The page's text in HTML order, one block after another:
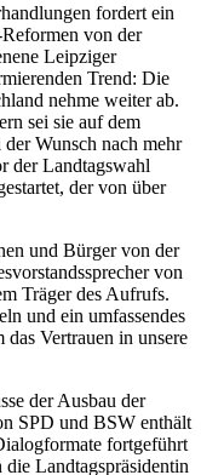
fordert ein
von der
Leipziger
Trend: Die
nehme weiter ab.
sei sie auf dem
Wunsch nach mehr
der Landtagswahl
der von über
und Bürger von der
von
Träger des Aufrufs.
und ein umfassendes
Vertrauen in unsere
der Ausbau der
SPD und BSW enthält
fortgeführt
Landtagspräsidentin